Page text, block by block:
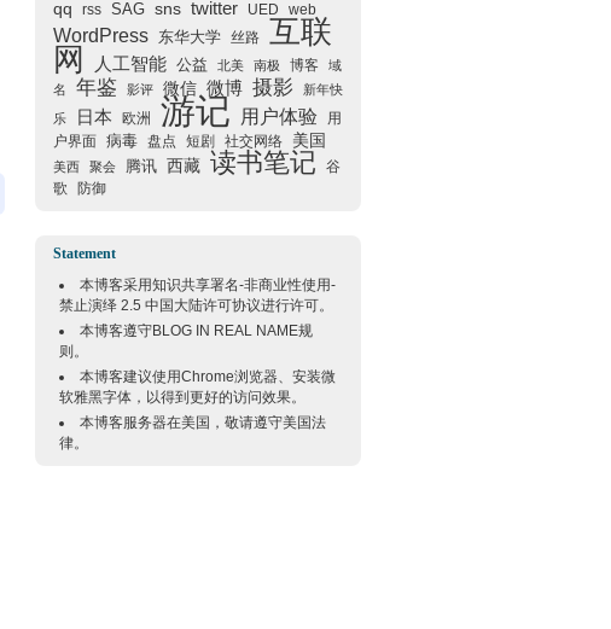
qq rss SAG sns twitter UED web
WordPress 东华大学 丝路 互联
网
人工智能 公益 北美 南极 博客
域
名
年鉴 影评 微信 微博 摄影
新年快
乐
日本 欧洲 游记 用户体验
用
户界面
病毒 盘点 短剧 社交网络 美国
美西 聚会 腾讯 西藏 读书笔记
谷
歌
防御
Statement
本博客采用知识共享署名-非商业性使用-
禁止演绎 2.5 中国大陆许可协议进行许可。
本博客遵守BLOG IN REAL NAME规
则。
本博客建议使用Chrome浏览器、安装微
软雅黑字体，以得到更好的访问效果。
本博客服务器在美国 ，敬请遵守美国法
律。